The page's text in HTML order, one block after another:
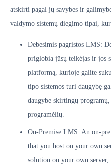
atskirti pagal jų savybes ir
valdymo sistemų diegimo tipai,
Debesimis pagrįstos LMS:
priglobia jūsų teikėjas ir jos
platformą, kurioje galite
tipo sistemos turi daugybę
daugybe skirtingų
programėlių.
On-Premise LMS: An on-
that you host on your own
solution on your own